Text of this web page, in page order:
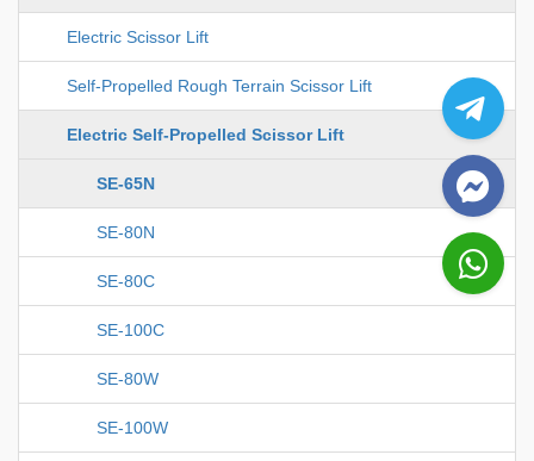
Electric Scissor Lift
Self-Propelled Rough Terrain Scissor Lift
Electric Self-Propelled Scissor Lift
SE-65N
SE-80N
SE-80C
SE-100C
SE-80W
SE-100W